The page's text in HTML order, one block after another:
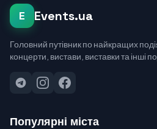
E Events.ua
Головний путівник по найкращих
концерти, вистави, виставки та інші
Популярні міста